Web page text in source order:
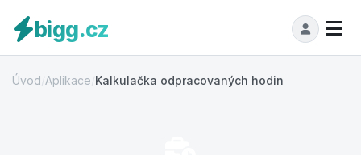
bigg.cz
Úvod Aplikace Kalkulačka odpracovaných hodin